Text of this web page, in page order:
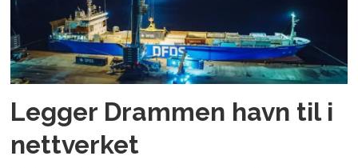
Legger Drammen havn til i
nettverket